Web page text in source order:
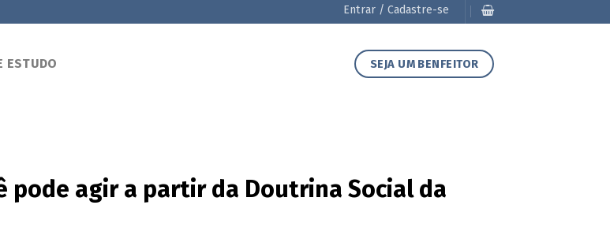
Entrar / Cadastre-se
ESTUDO SEJA UM BENFEITOR
pode agir a partir da Doutrina Social da